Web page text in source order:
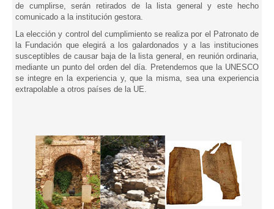
de cumplirse, serán retirados de la lista general y este hecho
comunicado a la institución gestora.
La elección y control del cumplimiento se realiza por el Patronato de
la Fundación que elegirá a los galardonados y a las instituciones
susceptibles de causar baja de la lista general, en reunión ordinaria,
mediante un punto del orden del día. Pretendemos que la UNESCO
se integre en la experiencia y, que la misma, sea una experiencia
extrapolable a otros países de la UE.